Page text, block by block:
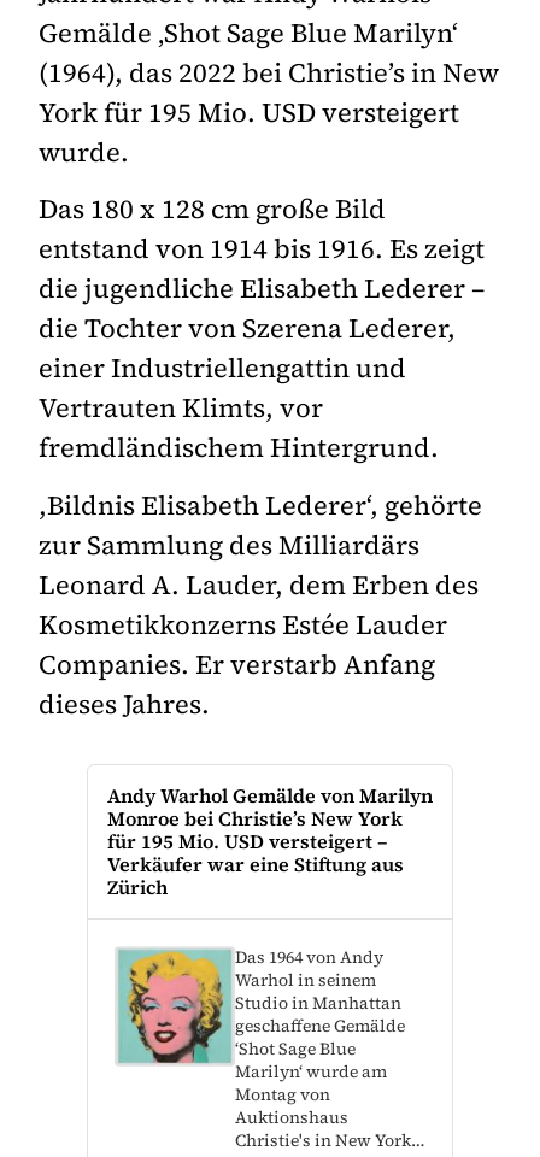
Gemälde ‚Shot Sage Blue Marilyn‘
(1964), das 2022 bei Christie’s in New
York für 195 Mio. USD versteigert
wurde.
Das 180 x 128 cm große Bild
entstand von 1914 bis 1916. Es zeigt
die jugendliche Elisabeth Lederer –
die Tochter von Szerena Lederer,
einer Industriellengattin und
Vertrauten Klimts, vor
fremdländischem Hintergrund.
,Bildnis Elisabeth Lederer‘, gehörte
zur Sammlung des Milliardärs
Leonard A. Lauder, dem Erben des
Kosmetikkonzerns Estée Lauder
Companies. Er verstarb Anfang
dieses Jahres.
Andy Warhol Gemälde von Marilyn
Monroe bei Christie’s New York
für 195 Mio. USD versteigert –
Verkäufer war eine Stiftung aus
Zürich
Das 1964 von Andy
Warhol in seinem
Studio in Manhattan
geschaffene Gemälde
‘Shot Sage Blue
Marilyn‘ wurde am
Montag von
Auktionshaus
Christie's in New York…